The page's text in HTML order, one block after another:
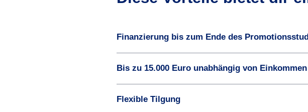
Finanzierung bis zum Ende des
Bis zu 15.000 Euro unabhängig von
Flexible Tilgung